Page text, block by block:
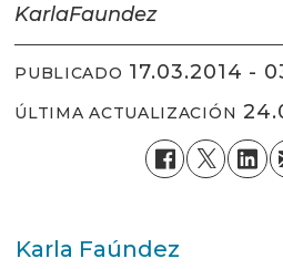
KarlaFaundez
PUBLICADO 17.03.2014 -
ÚLTIMA ACTUALIZACIÓN
Karla Faúndez